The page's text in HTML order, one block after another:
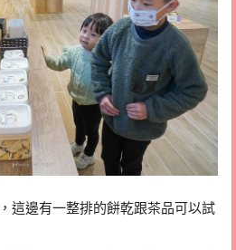
這邊有一整排的餅乾跟茶品可以試